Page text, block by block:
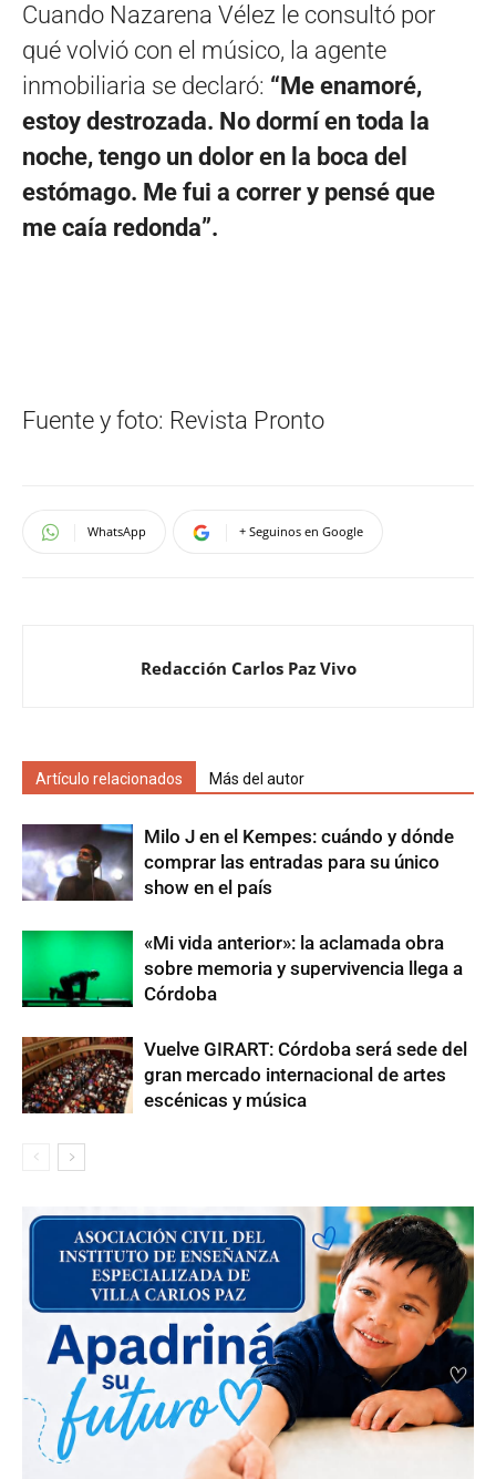
Cuando Nazarena Vélez le consultó por
qué volvió con el músico, la agente
inmobiliaria se declaró: “Me enamoré,
estoy destrozada. No dormí en toda la
noche, tengo un dolor en la boca del
estómago. Me fui a correr y pensé que
me caía redonda”.
Fuente y foto: Revista Pronto
WhatsApp + Seguinos en Google
Redacción Carlos Paz Vivo
Artículo relacionados Más del autor
Milo J en el Kempes: cuándo y dónde
comprar las entradas para su único
show en el país
«Mi vida anterior»: la aclamada obra
sobre memoria y supervivencia llega a
Córdoba
Vuelve GIRART: Córdoba será sede del
gran mercado internacional de artes
escénicas y música